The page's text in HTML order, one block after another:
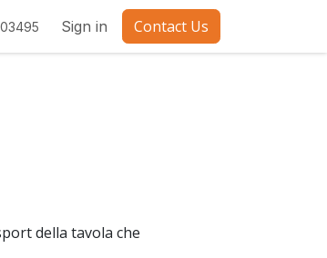
Sign in Contact Us
della tavola che